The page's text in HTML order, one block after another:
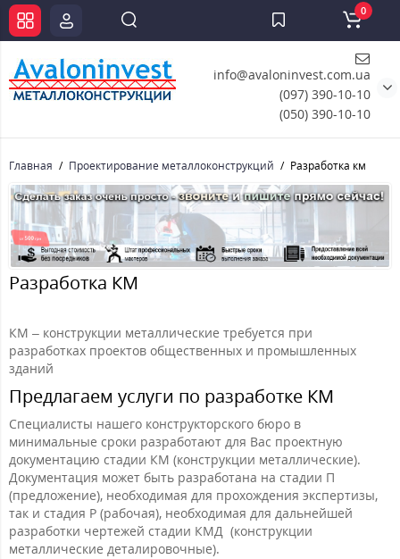
info@avaloninvest.com.ua
(097) 390-10-10
(050) 390-10-10
0
Главная Проектирование металлоконструкций Разработка км
Разработка КМ
КМ – конструкции металлические требуется при
разработках проектов общественных и промышленных
зданий
Предлагаем услуги по разработке КМ
Специалисты нашего конструкторского бюро в
минимальные сроки разработают для Вас проектную
документацию стадии КМ (конструкции металлические).
Документация может быть разработана на стадии П
(предложение), необходимая для прохождения экспертизы,
так и стадия Р (рабочая), необходимая для дальнейшей
разработки чертежей стадии КМД (конструкции
металлические деталировочные).